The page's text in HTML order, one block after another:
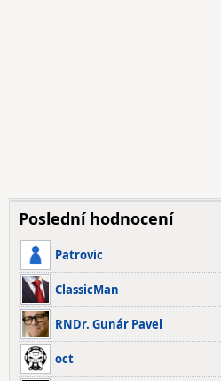
Poslední hodnocení
Patrovic
ClassicMan
RNDr. Gunár Pavel
oct